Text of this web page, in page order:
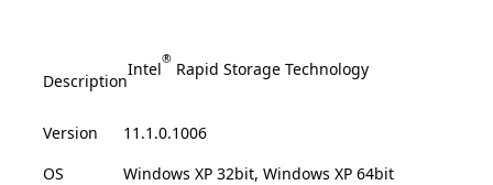
Description
Intel® Rapid Storage Technology
Version
11.1.0.1006
OS
Windows XP 32bit, Windows XP 64bit